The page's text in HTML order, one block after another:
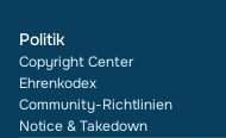
Politik
Copyright Center
Ehrenkodex
Community-Richtlinien
Notice & Takedown